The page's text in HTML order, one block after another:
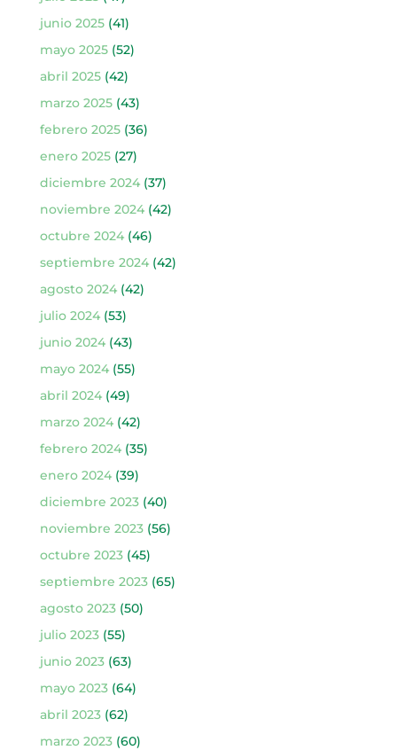
junio 2025(41)
mayo 2025(52)
abril 2025(42)
marzo 2025(43)
febrero 2025(36)
enero 2025(27)
diciembre 2024(37)
noviembre 2024(42)
octubre 2024(46)
septiembre 2024(42)
agosto 2024(42)
julio 2024(53)
junio 2024(43)
mayo 2024(55)
abril 2024(49)
marzo 2024(42)
febrero 2024(35)
enero 2024(39)
diciembre 2023(40)
noviembre 2023(56)
octubre 2023(45)
septiembre 2023(65)
agosto 2023(50)
julio 2023(55)
junio 2023(63)
mayo 2023(64)
abril 2023(62)
marzo 2023(60)